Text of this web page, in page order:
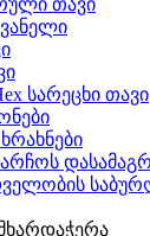
თავი
სარეცხი თავი